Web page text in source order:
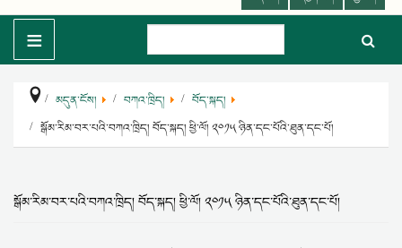
≡
མདུན་ངོས། བཀའ་ཁྲིད།
བོད་སྐད།
སྒོམ་རིམ་བར་པའི་བཀའ་ཁྲིད། བོད་སྐད། ཕྱི་ལོ། ༢༠༡༥ ཉིན་དང་པོའི་ཐུན་དང་པོ།
སྒོམ་རིམ་བར་པའི་བཀའ་ཁྲིད། བོད་སྐད། ཕྱི་ལོ། ༢༠༡༥ ཉིན་དང་པོའི་ཐུན་དང་པོ།